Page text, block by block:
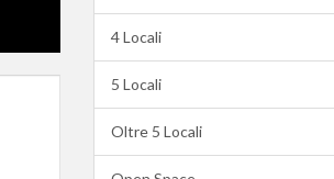
4 Locali
5 Locali
Oltre 5 Locali